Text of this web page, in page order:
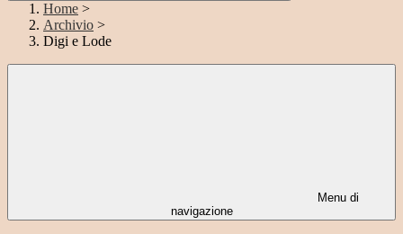
Home >
Archivio >
Digi e Lode
Menu di
navigazione